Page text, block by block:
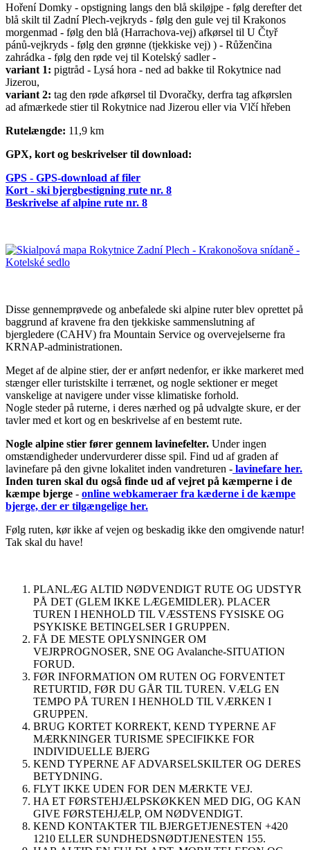
Hoření Domky - opstigning langs den blå skiløjpe - følg derefter det
blå skilt til Zadní Plech-vejkryds - følg den gule vej til Krakonos
morgenmad - følg den blå (Harrachova-vej) afkørsel til U Čtyř
pánů-vejkryds - følg den grønne (tjekkiske vej) ) - Růženčina
zahrádka - følg den røde vej til Kotelský sadler -
variant 1: pigtråd - Lysá hora - ned ad bakke til Rokytnice nad
Jizerou,
variant 2: tag den røde afkørsel til Dvoračky, derfra tag afkørslen
ad afmærkede stier til Rokytnice nad Jizerou eller via Vlčí hřeben
Rutelængde: 11,9 km
GPX, kort og beskrivelser til download:
GPS - GPS-download af filer
Kort - ski bjergbestigning rute nr. 8
Beskrivelse af alpine rute nr. 8
Disse gennemprøvede og anbefalede ski alpine ruter blev oprettet på
baggrund af kravene fra den tjekkiske sammenslutning af
bjergledere (CAHV) fra Mountain Service og overvejelserne fra
KRNAP-administrationen.
Meget af de alpine stier, der er anført nedenfor, er ikke markeret med
stænger eller turistskilte i terrænet, og nogle sektioner er meget
vanskelige at navigere under visse klimatiske forhold.
Nogle steder på ruterne, i deres nærhed og på udvalgte skure, er der
tavler med et kort og en beskrivelse af en bestemt rute.
Nogle alpine stier fører gennem lavinefelter. Under ingen
omstændigheder undervurderer disse spil. Find ud af graden af ​​
lavinefare på den givne lokalitet inden vandreturen - lavinefare her.
Inden turen skal du også finde ud af vejret på kæmperne i de
kæmpe bjerge - online webkameraer fra kæderne i de kæmpe
bjerge, der er tilgængelige her.
Følg ruten, kør ikke af vejen og beskadig ikke den omgivende natur!
Tak skal du have!
PLANLÆG ALTID NØDVENDIGT RUTE OG UDSTYR
PÅ DET (GLEM IKKE LÆGEMIDLER). PLACER
TUREN I HENHOLD TIL VÆSSTENS FYSISKE OG
PSYKISKE BETINGELSER I GRUPPEN.
FÅ DE MESTE OPLYSNINGER OM
VEJRPROGNOSER, SNE OG Avalanche-SITUATION
FORUD.
FØR INFORMATION OM RUTEN OG FORVENTET
RETURTID, FØR DU GÅR TIL TUREN. VÆLG EN
TEMPO PÅ TUREN I HENHOLD TIL VÆRKEN I
GRUPPEN.
BRUG KORTET KORREKT, KEND TYPERNE AF
MÆRKNINGER TURISME SPECIFIKKE FOR
INDIVIDUELLE BJERG
KEND TYPERNE AF ADVARSELSKILTER OG DERES
BETYDNING.
FLYT IKKE UDEN FOR DEN MÆRKTE VEJ.
HA ET FØRSTEHJÆLPSKØKKEN MED DIG, OG KAN
GIVE FØRSTEHJÆLP, OM NØDVENDIGT.
KEND KONTAKTER TIL BJERGETJENESTEN +420
1210 ELLER SUNDHEDSNØDTJENESTEN 155.